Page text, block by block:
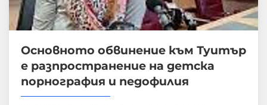
Основното обвинение към Туитър
е разпространение на детска
порнография и педофилия